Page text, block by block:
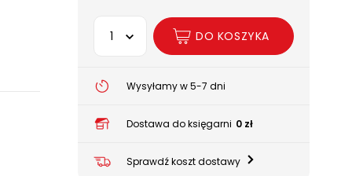
Wybierz opcję
DO KOSZYKA
Wysyłamy w 5-7 dni
Dostawa do księgarni 0 zł
Sprawdź koszt dostawy